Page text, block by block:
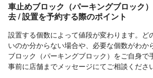
車止めブロック（パーキングブロック
去 / 設置を予約する際のポイント
設置する個数によって値段が変わります。ど
いのか分からない場合や、必要な個数がわか
ブロック（パーキングブロック）をご自身で
事前に店舗までメッセージにてご相談くださ